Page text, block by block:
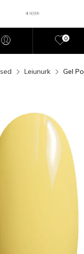
0
Leiunurk
Gel